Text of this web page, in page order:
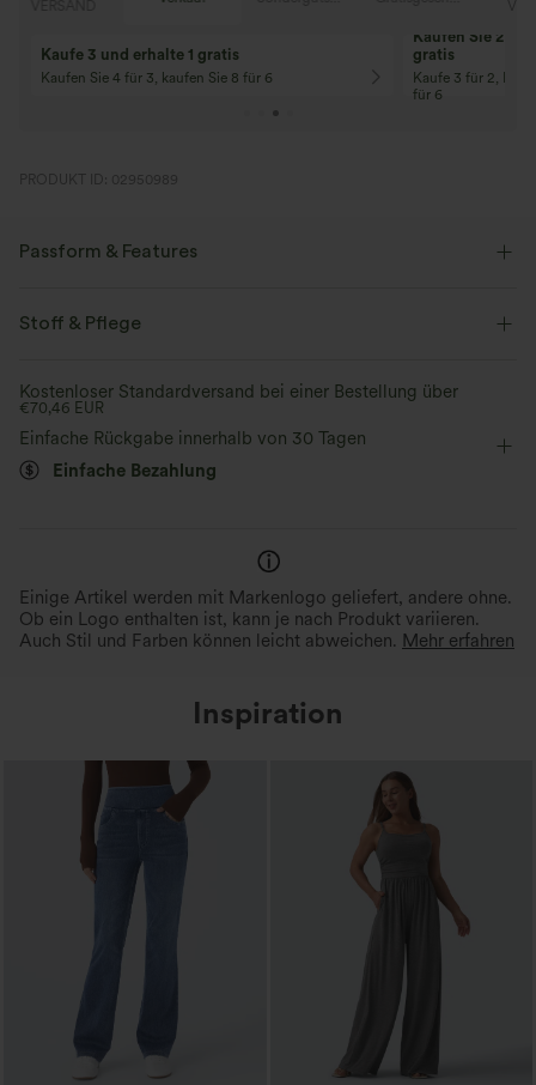
Kaufe 3 und erhalte 1 gratis
Kaufen Sie 4 für 3, kaufen Sie 8 für 6
Kaufen Sie 2
gratis
Kaufe 3 für 2,
für 6
PRODUKT ID: 02950989
Passform & Features
Yoga & Pilates
Stoff & Pflege
Kostenloser Standardversand bei einer Bestellung über
€70,46 EUR
Einfache Rückgabe innerhalb von 30 Tagen
Einfache Bezahlung
Einige Artikel werden mit Markenlogo geliefert, andere ohne.
Ob ein Logo enthalten ist, kann je nach Produkt variieren.
Auch Stil und Farben können leicht abweichen. Mehr erfahren
Inspiration